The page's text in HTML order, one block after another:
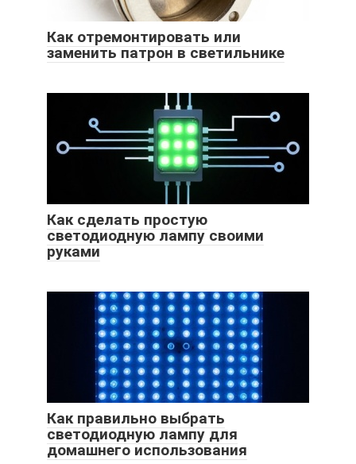
Как отремонтировать или
заменить патрон в светильнике
Как сделать простую
светодиодную лампу своими
руками
Как правильно выбрать
светодиодную лампу для
домашнего использования